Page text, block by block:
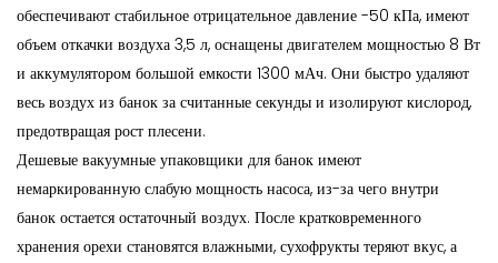
обеспечивают стабильное отрицательное давление -50 кПа, имеют
объем откачки воздуха 3,5 л, оснащены двигателем мощностью 8 Вт
и аккумулятором большой емкости 1300 мАч. Они быстро удаляют
весь воздух из банок за считанные секунды и изолируют кислород,
предотвращая рост плесени.
Дешевые вакуумные упаковщики для банок имеют
немаркированную слабую мощность насоса, из-за чего внутри
банок остается остаточный воздух. После кратковременного
хранения орехи становятся влажными, сухофрукты теряют вкус, а